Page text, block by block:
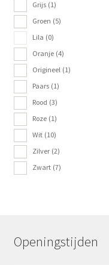
Grijs (1)
Groen (5)
Lila (0)
Oranje (4)
Origineel (1)
Paars (1)
Rood (3)
Roze (1)
Wit (10)
Zilver (2)
Zwart (7)
Openingstijden